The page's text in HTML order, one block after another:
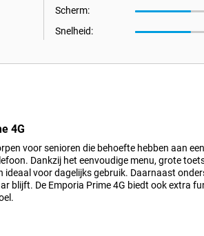
Scherm:
Snelheid:
4G
voor senioren die behoefte hebben aan een
Dankzij het eenvoudige menu, grote
ideaal voor dagelijks gebruik. Daarnaast
blijft. De Emporia Prime 4G biedt ook extra